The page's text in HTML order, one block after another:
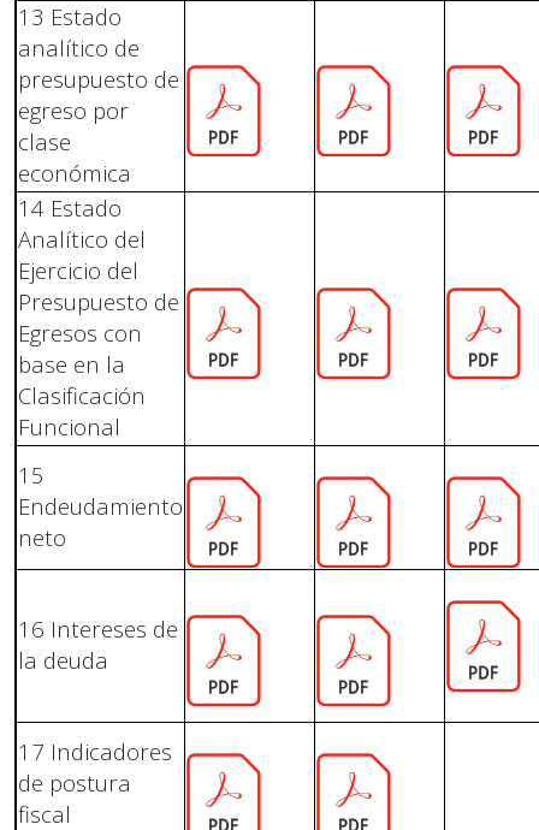
13 Estado
analítico de
presupuesto de
egreso por
clase
económica
14 Estado
Analítico del
Ejercicio del
Presupuesto de
Egresos con
base en la
Clasificación
Funcional
15
Endeudamiento
neto
16 Intereses de
la deuda
17 Indicadores
de postura
fiscal